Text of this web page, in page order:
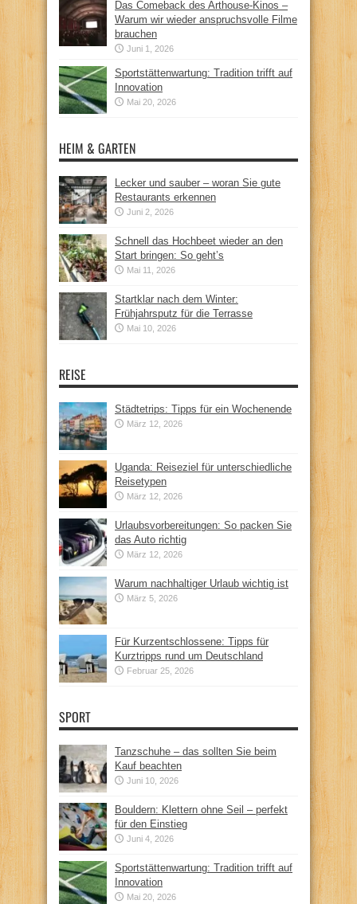
Das Comeback des Arthouse-Kinos –
Warum wir wieder anspruchsvolle Filme
brauchen
Juni 1, 2026
Sportstättenwartung: Tradition trifft auf
Innovation
Mai 20, 2026
HEIM & GARTEN
Lecker und sauber – woran Sie gute
Restaurants erkennen
Juni 2, 2026
Schnell das Hochbeet wieder an den
Start bringen: So geht’s
Mai 11, 2026
Startklar nach dem Winter:
Frühjahrsputz für die Terrasse
Mai 10, 2026
REISE
Städtetrips: Tipps für ein Wochenende
März 12, 2026
Uganda: Reiseziel für unterschiedliche
Reisetypen
März 12, 2026
Urlaubsvorbereitungen: So packen Sie
das Auto richtig
März 12, 2026
Warum nachhaltiger Urlaub wichtig ist
März 5, 2026
Für Kurzentschlossene: Tipps für
Kurztripps rund um Deutschland
Februar 25, 2026
SPORT
Tanzschuhe – das sollten Sie beim
Kauf beachten
Juni 10, 2026
Bouldern: Klettern ohne Seil – perfekt
für den Einstieg
Juni 4, 2026
Sportstättenwartung: Tradition trifft auf
Innovation
Mai 20, 2026